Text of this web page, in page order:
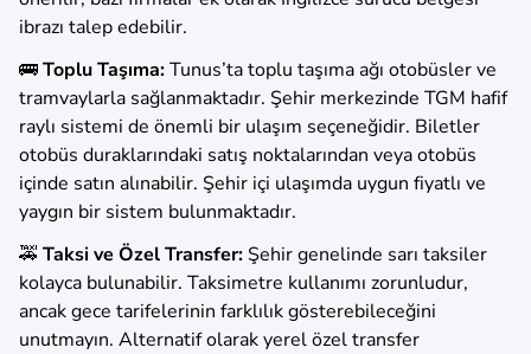
ibrazı talep edebilir.
🚌Toplu Taşıma:Tunus’ta toplu taşıma ağı otobüsler ve
tramvaylarla sağlanmaktadır. Şehir merkezinde TGM hafif
raylı sistemi de önemli bir ulaşım seçeneğidir. Biletler
otobüs duraklarındaki satış noktalarından veya otobüs
içinde satın alınabilir. Şehir içi ulaşımda uygun fiyatlı ve
yaygın bir sistem bulunmaktadır.
🚕 Taksi ve Özel Transfer: Şehir genelinde sarı taksiler
kolayca bulunabilir. Taksimetre kullanımı zorunludur,
ancak gece tarifelerinin farklılık gösterebileceğini
unutmayın. Alternatif olarak yerel özel transfer